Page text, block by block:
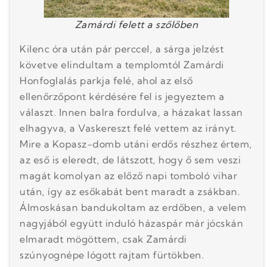
Zamárdi felett a szőlőben
Kilenc óra után pár perccel, a sárga jelzést
követve elindultam a templomtól Zamárdi
Honfoglalás parkja felé, ahol az első
ellenőrzőpont kérdésére fel is jegyeztem a
választ. Innen balra fordulva, a házakat lassan
elhagyva, a Vaskereszt felé vettem az irányt.
Mire a Kopasz-domb utáni erdős részhez értem,
az eső is eleredt, de látszott, hogy ő sem veszi
magát komolyan az előző napi tomboló vihar
után, így az esőkabát bent maradt a zsákban.
Álmoskásan bandukoltam az erdőben, a velem
nagyjából együtt induló házaspár már jócskán
elmaradt mögöttem, csak Zamárdi
szúnyognépe lógott rajtam fürtökben.